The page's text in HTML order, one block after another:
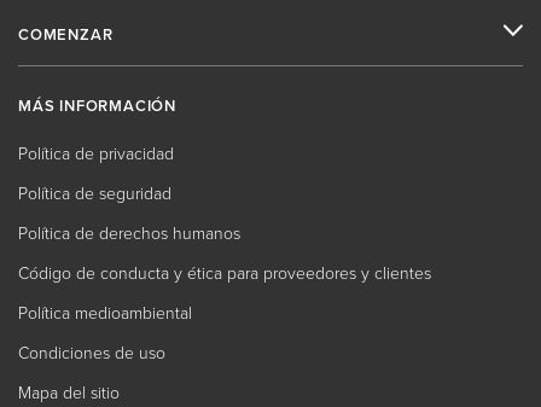
COMENZAR
MÁS INFORMACIÓN
Política de privacidad
Política de seguridad
Política de derechos humanos
Código de conducta y ética para proveedores y clientes
Política medioambiental
Condiciones de uso
Mapa del sitio